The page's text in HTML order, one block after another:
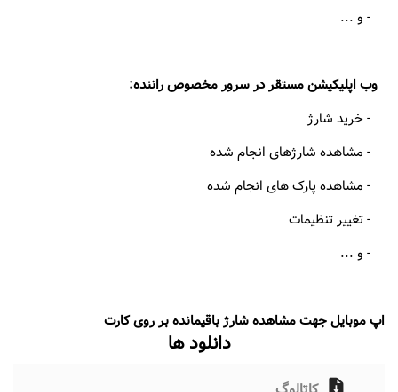
- و ...
وب اپلیکیشن مستقر در سرور مخصوص راننده:
- خرید شارژ
- مشاهده شارژهای انجام شده
- مشاهده پارک های انجام شده
- تغییر تنظیمات
- و ...
اپ موبایل جهت مشاهده شارژ باقیمانده بر روی کارت
دانلود ها